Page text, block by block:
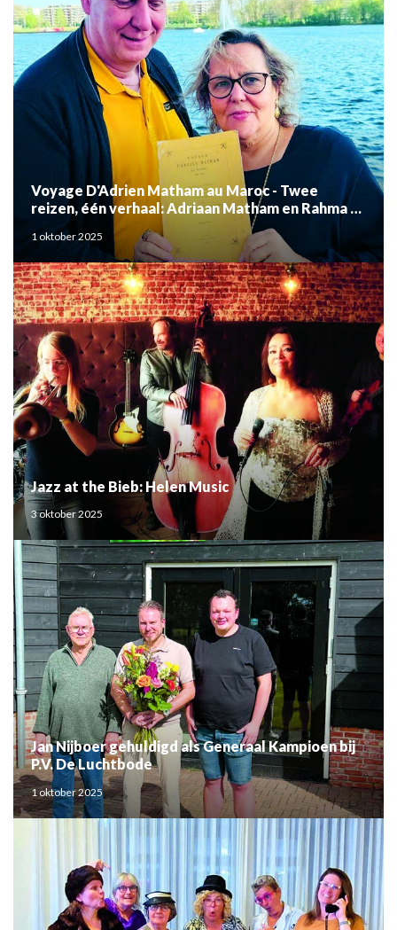
Voyage D'Adrien Matham au Maroc - Twee
reizen, één verhaal: Adriaan Matham en Rahma el
Mouden
1 oktober 2025
Jazz at the Bieb: Helen Music
3 oktober 2025
Jan Nijboer gehuldigd als Generaal Kampioen bij
P.V. De Luchtbode
1 oktober 2025